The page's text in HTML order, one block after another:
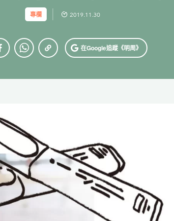
專欄 2019.11.30
在Google追蹤《明周》